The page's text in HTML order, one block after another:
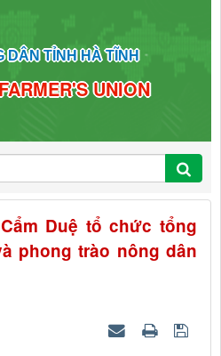
DÂN TỈNH HÀ TĨNH
UNION
Duệ tổ chức tổng
phong trào nông dân